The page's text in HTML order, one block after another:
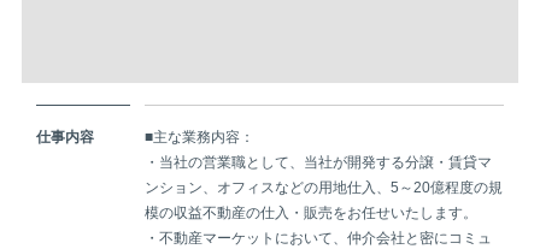
仕事内容
■主な業務内容：
・当社の営業職として、当社が開発する分譲・賃貸マ
ンション、オフィスなどの用地仕入、5～20億程度の規
模の収益不動産の仕入・販売をお任せいたします。
・不動産マーケットにおいて、仲介会社と密にコミュ